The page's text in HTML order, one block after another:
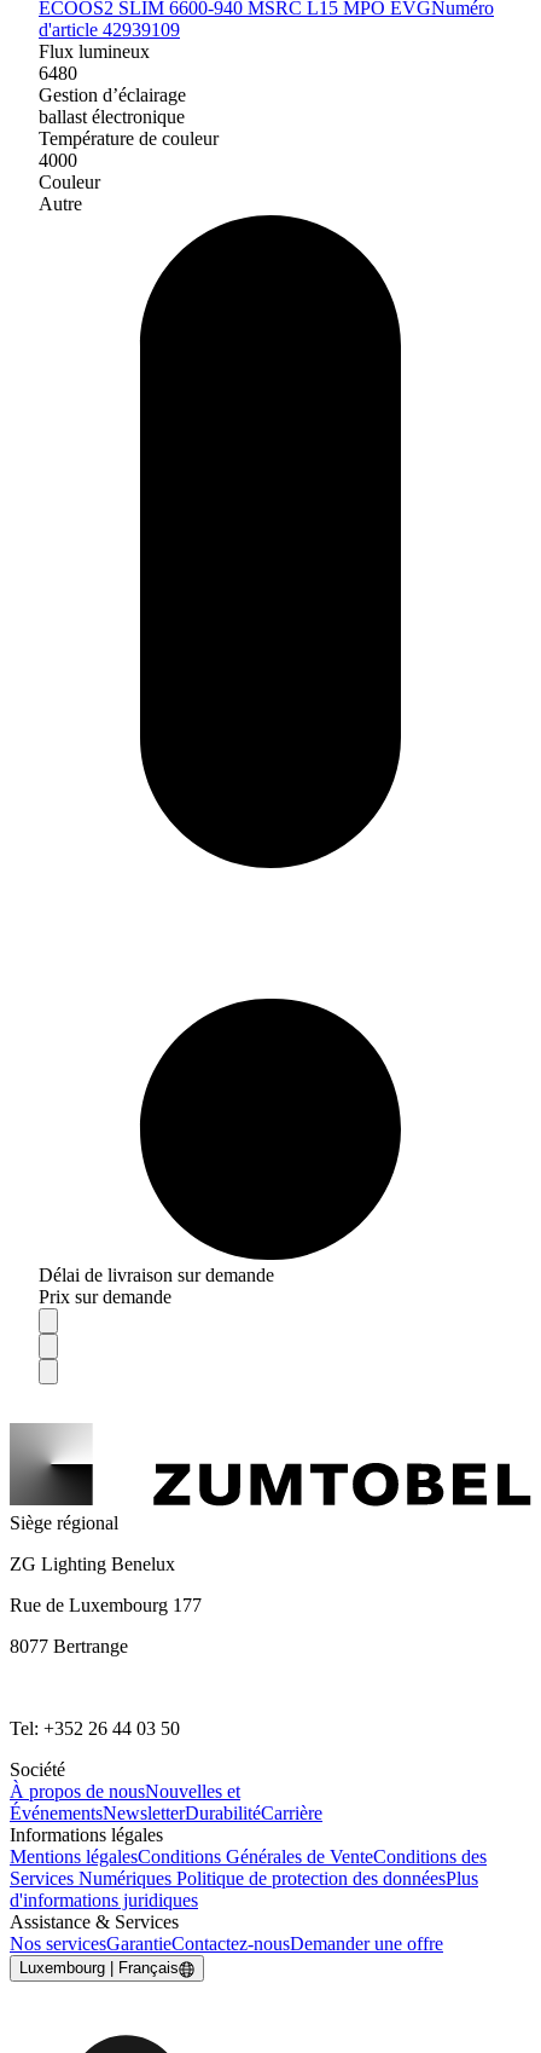
ECOOS2 SLIM 6600-940 MSRC L15 MPO EVGNuméro
d'article 42939109
Flux lumineux
6480
Gestion d’éclairage
ballast électronique
Température de couleur
4000
Couleur
Autre
Délai de livraison sur demande
Prix sur demande
Siège régional
ZG Lighting Benelux
Rue de Luxembourg 177
8077 Bertrange
Tel: +352 26 44 03 50
Société
À propos de nousNouvelles et
ÉvénementsNewsletterDurabilitéCarrière
Informations légales
Mentions légalesConditions Générales de VenteConditions des
Services Numériques Politique de protection des donnéesPlus
d'informations juridiques
Assistance & Services
Nos servicesGarantieContactez-nousDemander une offre
Luxembourg | Français